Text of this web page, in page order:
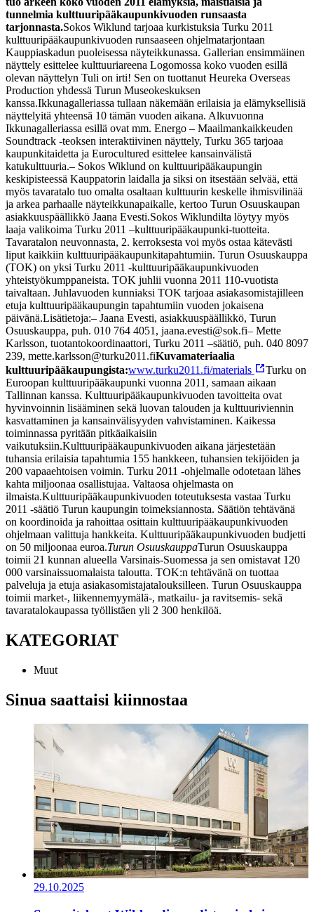
tunnelmia kulttuuripääkaupunkivuoden runsaasta
tarjonnasta.Sokos Wiklund tarjoaa kurkistuksia Turku 2011
kulttuuripääkaupunkivuoden runsaaseen ohjelmatarjontaan
Kauppiaskadun puoleisessa näyteikkunassa. Gallerian ensimmäinen
näyttely esittelee kulttuuriareena Logomossa koko vuoden esillä
olevan näyttelyn Tuli on irti! Sen on tuottanut Heureka Overseas
Production yhdessä Turun Museokeskuksen
kanssa.Ikkunagalleriassa tullaan näkemään erilaisia ja elämyksellisiä
näyttelyitä yhteensä 10 tämän vuoden aikana. Alkuvuonna
Ikkunagalleriassa esillä ovat mm. Energo – Maailmankaikkeuden
Soundtrack -teoksen interaktiivinen näyttely, Turku 365 tarjoaa
kaupunkitaidetta ja Eurocultured esittelee kansainvälistä
katukulttuuria.– Sokos Wiklund on kulttuuripääkaupungin
keskipisteessä Kauppatorin laidalla ja siksi on itsestään selvää, että
myös tavaratalo tuo omalta osaltaan kulttuurin keskelle ihmisvilinää
ja arkea parhaalle näyteikkunapaikalle, kertoo Turun Osuuskaupan
asiakkuuspäällikkö Jaana Evesti.Sokos Wiklundilta löytyy myös
laaja valikoima Turku 2011 –kulttuuripääkaupunki-tuotteita.
Tavaratalon neuvonnasta, 2. kerroksesta voi myös ostaa kätevästi
liput kaikkiin kulttuuripääkaupunkitapahtumiin. Turun Osuuskauppa
(TOK) on yksi Turku 2011 -kulttuuripääkaupunkivuoden
yhteistyökumppaneista. TOK juhlii vuonna 2011 110-vuotista
taivaltaan. Juhlavuoden kunniaksi TOK tarjoaa asiakasomistajilleen
etuja kulttuuripääkaupungin tapahtumiin vuoden jokaisena
päivänä.Lisätietoja:– Jaana Evesti, asiakkuuspäällikkö, Turun
Osuuskauppa, puh. 010 764 4051, jaana.evesti@sok.fi– Mette
Karlsson, tuotantokoordinaattori, Turku 2011 –säätiö, puh. 040 8097
239, mette.karlsson@turku2011.fiKuvamateriaalia
kulttuuripääkaupungista:www.turku2011.fi/materials
Turku on
Euroopan kulttuuripääkaupunki vuonna 2011, samaan aikaan
Tallinnan kanssa. Kulttuuripääkaupunkivuoden tavoitteita ovat
hyvinvoinnin lisääminen sekä luovan talouden ja kulttuuriviennin
kasvattaminen ja kansainvälisyyden vahvistaminen. Kaikessa
toiminnassa pyritään pitkäaikaisiin
vaikutuksiin.Kulttuuripääkaupunkivuoden aikana järjestetään
tuhansia erilaisia tapahtumia 155 hankkeen, tuhansien tekijöiden ja
200 vapaaehtoisen voimin. Turku 2011 -ohjelmalle odotetaan lähes
kahta miljoonaa osallistujaa. Valtaosa ohjelmasta on
ilmaista.Kulttuuripääkaupunkivuoden toteutuksesta vastaa Turku
2011 -säätiö Turun kaupungin toimeksiannosta. Säätiön tehtävänä
on koordinoida ja rahoittaa osittain kulttuuripääkaupunkivuoden
ohjelmaan valittuja hankkeita. Kulttuuripääkaupunkivuoden budjetti
on 50 miljoonaa euroa.Turun OsuuskauppaTurun Osuuskauppa
toimii 21 kunnan alueella Varsinais-Suomessa ja sen omistavat 120
000 varsinaissuomalaista taloutta. TOK:n tehtävänä on tuottaa
palveluja ja etuja asiakasomistajatalouksilleen. Turun Osuuskauppa
toimii market-, liikennemyymälä-, matkailu- ja ravitsemis- sekä
tavaratalokaupassa työllistäen yli 2 300 henkilöä.
KATEGORIAT
Muut
Sinua saattaisi kiinnostaa
29.10.2025